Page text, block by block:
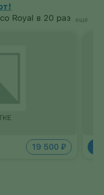
с тремя
класса.
ещё
9 310 ₽